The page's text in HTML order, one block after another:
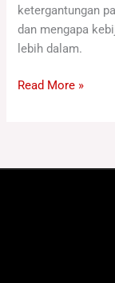
ketergantungan
dan mengapa
lebih dalam.
Read More »